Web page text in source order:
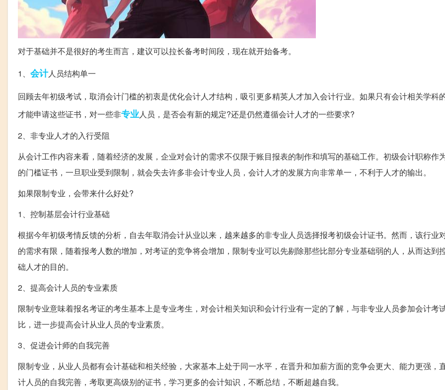
对于基础并不是很好的考生而言，建议可以拉长备考时间段，现在就开始备考。
1、 会计人员结构单一
回顾去年初级考试，取消会计门槛的初衷是优化会计人才结构，吸引更多精英人才加入会计行业。如果只有会计相关学科
才能申请这些证书，对一些非专业人员，是否会有新的规定?还是仍然遵循会计人才的一些要求?
2、非专业人才的入行受阻
从会计工作内容来看，随着经济的发展，企业对会计的需求不仅限于账目报表的制作和填写的基础工作。初级会计职称作
的门槛证书，一旦职业受到限制，就会失去许多非会计专业人员，会计人才的发展方向非常单一，不利于人才的输出。
如果限制专业，会带来什么好处?
1、控制基层会计行业基础
根据今年初级考情反馈的分析，自去年取消会计从业以来，越来越多的非专业人员选择报考初级会计证书。然而，该行业
的需求有限，随着报考人数的增加，对考证的竞争将会增加，限制专业可以先剔除那些比部分专业基础弱的人，从而达到
础人才的目的。
2、提高会计人员的专业素质
限制专业意味着报名考证的考生基本上是专业考生，对会计相关知识和会计行业有一定的了解，与非专业人员参加会计考
比，进一步提高会计从业人员的专业素质。
3、促进会计师的自我完善
限制专业，从业人员都有会计基础和相关经验，大家基本上处于同一水平，在晋升和加薪方面的竞争会更大、能力更强，
计人员的自我完善，考取更高级别的证书，学习更多的会计知识，不断总结，不断超越自我。